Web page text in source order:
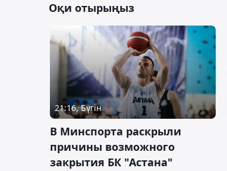
Оқи отырыңыз
21:16, Бүгін
В Минспорта раскрыли
причины возможного
закрытия БК "Астана"